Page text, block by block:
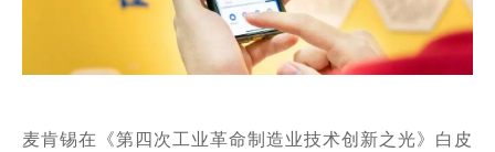
麦肯锡在《第四次工业革命制造业技术创新之光》白皮